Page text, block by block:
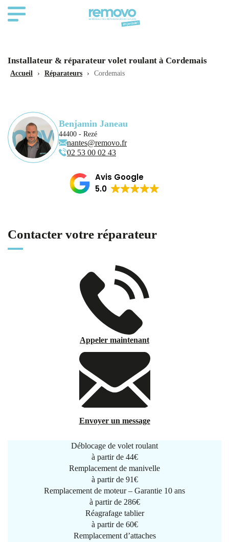
Installateur & réparateur volet roulant à Cordemais
Accueil › Réparateurs › Cordemais
Benjamin Janeau
44400 - Rezé
nantes@removo.fr
02 53 00 02 43
Avis Google
5.0
Contacter votre réparateur
Appeler maintenant
Envoyer un message
Déblocage de volet roulant
à partir de 44€
Remplacement de manivelle
à partir de 91€
Remplacement de moteur – Garantie 10 ans
à partir de 286€
Réagrafage tablier
à partir de 60€
Remplacement d’attaches